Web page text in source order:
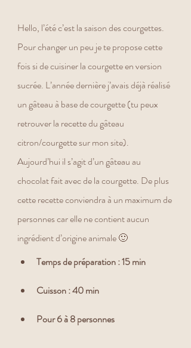
Hello, l’été c’est la saison des courgettes.
Pour changer un peu je te propose cette
fois si de cuisiner la courgette en version
sucrée. L’année dernière j’avais déjà réalisé
un gâteau à base de courgette (tu peux
retrouver la recette du gâteau
citron/courgette sur mon site).
Aujourd’hui il s’agit d’un gâteau au
chocolat fait avec de la courgette. De plus
cette recette conviendra à un maximum de
personnes car elle ne contient aucun
ingrédient d’origine animale 🙂
Temps de préparation : 15 min
Cuisson : 40 min
Pour 6 à 8 personnes